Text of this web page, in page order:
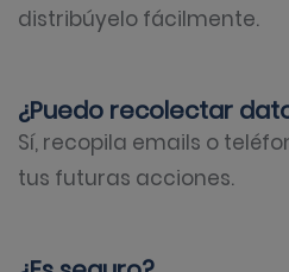
distribúyelo fácilmente.
¿Puedo recolectar
Sí, recopila emails o
tus futuras acciones.